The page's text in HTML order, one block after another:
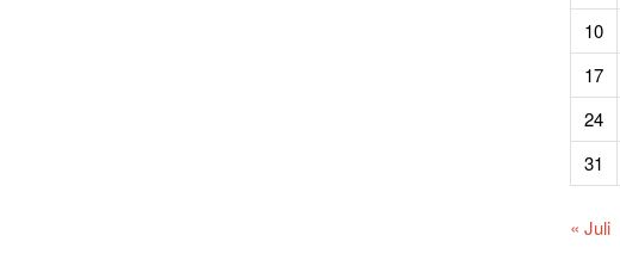
10
17
24
31
« Juli